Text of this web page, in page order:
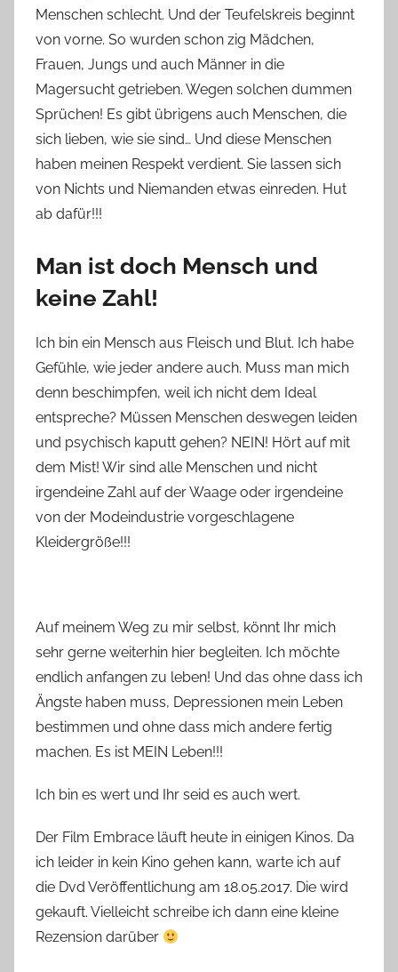
Menschen schlecht. Und der Teufelskreis beginnt
von vorne. So wurden schon zig Mädchen,
Frauen, Jungs und auch Männer in die
Magersucht getrieben. Wegen solchen dummen
Sprüchen! Es gibt übrigens auch Menschen, die
sich lieben, wie sie sind… Und diese Menschen
haben meinen Respekt verdient. Sie lassen sich
von Nichts und Niemanden etwas einreden. Hut
ab dafür!!!
Man ist doch Mensch und
keine Zahl!
Ich bin ein Mensch aus Fleisch und Blut. Ich habe
Gefühle, wie jeder andere auch. Muss man mich
denn beschimpfen, weil ich nicht dem Ideal
entspreche? Müssen Menschen deswegen leiden
und psychisch kaputt gehen? NEIN! Hört auf mit
dem Mist! Wir sind alle Menschen und nicht
irgendeine Zahl auf der Waage oder irgendeine
von der Modeindustrie vorgeschlagene
Kleidergröße!!!
Auf meinem Weg zu mir selbst, könnt Ihr mich
sehr gerne weiterhin hier begleiten. Ich möchte
endlich anfangen zu leben! Und das ohne dass ich
Ängste haben muss, Depressionen mein Leben
bestimmen und ohne dass mich andere fertig
machen. Es ist MEIN Leben!!!
Ich bin es wert und Ihr seid es auch wert.
Der Film Embrace läuft heute in einigen Kinos. Da
ich leider in kein Kino gehen kann, warte ich auf
die Dvd Veröffentlichung am 18.05.2017. Die wird
gekauft. Vielleicht schreibe ich dann eine kleine
Rezension darüber